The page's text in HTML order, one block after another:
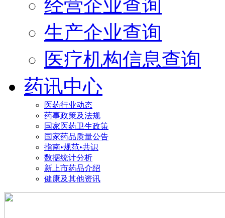
经营企业查询
生产企业查询
医疗机构信息查询
药讯中心
医药行业动态
药事政策及法规
国家医药卫生政策
国家药品质量公告
指南•规范•共识
数据统计分析
新上市药品介绍
健康及其他资讯